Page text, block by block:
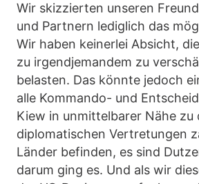
Wir skizzierten unseren
und Partnern lediglich das
Wir haben keinerlei Absicht,
zu irgendjemandem zu
belasten. Das könnte jedoch
alle Kommando- und
Kiew in unmittelbarer Nähe zu
diplomatischen Vertretungen
Länder befinden, es sind
darum ging es. Und als wir